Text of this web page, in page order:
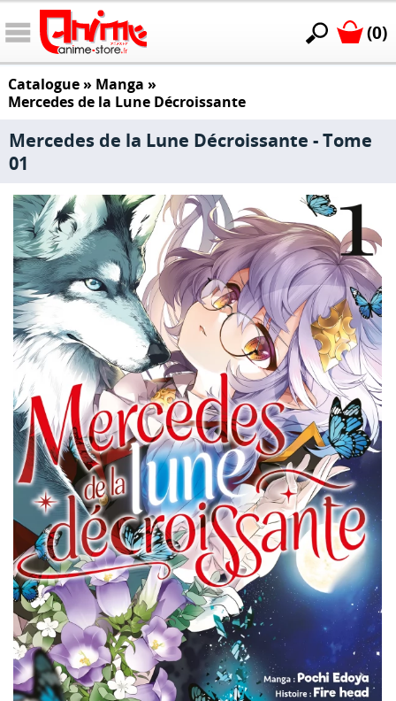
(0)
Catalogue» Manga »
Mercedes de la Lune Décroissante
Mercedes de la Lune Décroissante - Tome
01